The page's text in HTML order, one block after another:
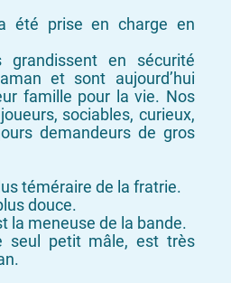
été prise en charge en
grandissent en sécurité
et sont aujourd’hui
famille pour la vie. Nos
sociables, curieux,
demandeurs de gros
téméraire de la fratrie.
douce.
la meneuse de la bande.
seul petit mâle, est très